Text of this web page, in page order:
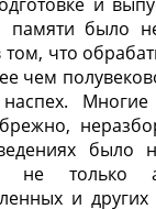
памяти было
том, что
чем
наспех.
было
только
и